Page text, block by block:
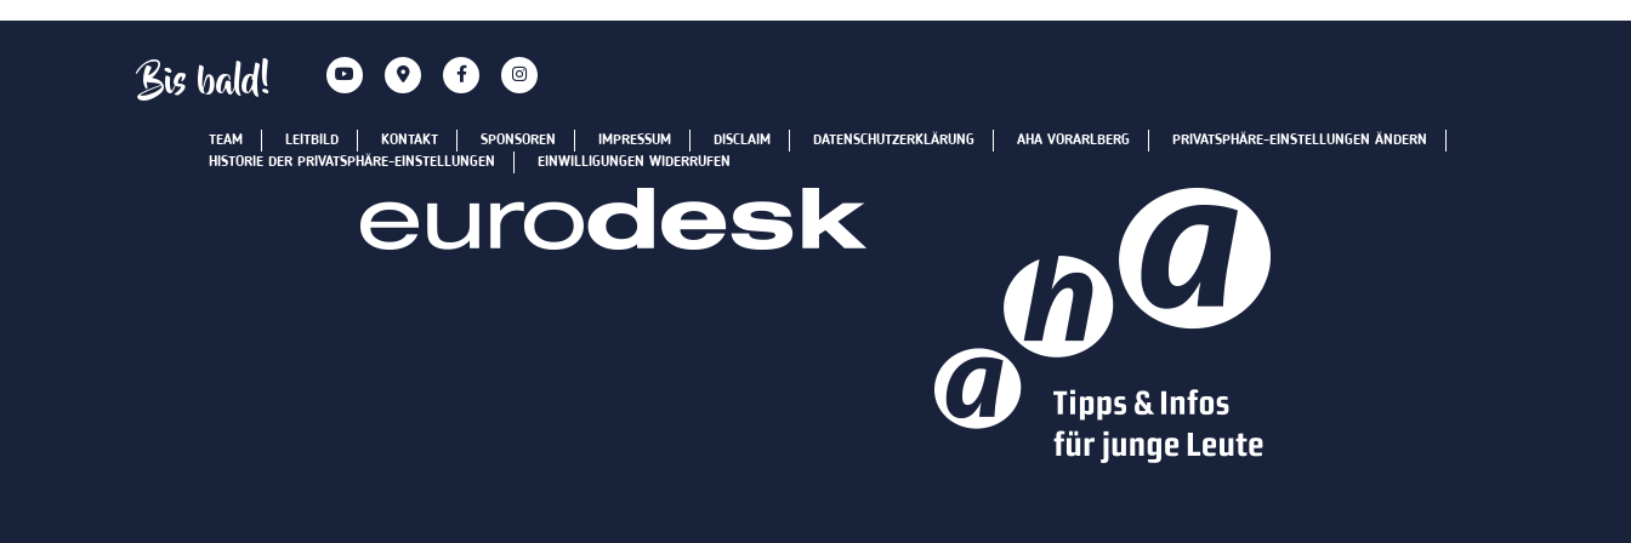
Bis bald!
TEAM LEITBILD KONTAKT SPONSOREN IMPRESSUM DISCLAIM DATENSCHUTZERKLÄRUNG AHA VORARLBERG
PRIVATSPHÄRE-EINSTELLUNGEN ÄNDERN
HISTORIE DER PRIVATSPHÄRE-EINSTELLUNGEN
EINWILLIGUNGEN WIDERRUFEN